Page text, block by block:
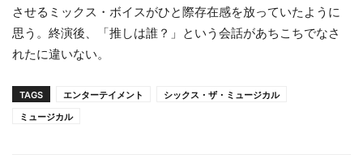
させるミックス・ボイスがひと際存在感を放っていたように
思う。終演後、「推しは誰？」という会話があちこちでなさ
れたに違いない。
TAGS エンターテイメント
シックス・ザ・ミュージカル
ミュージカル